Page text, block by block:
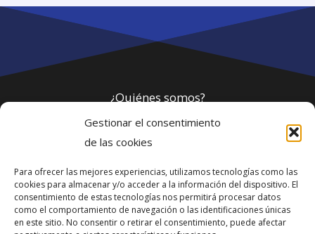
Gestionar el consentimiento
de las cookies
Para ofrecer las mejores experiencias, utilizamos tecnologías como las
cookies para almacenar y/o acceder a la información del dispositivo. El
consentimiento de estas tecnologías nos permitirá procesar datos
como el comportamiento de navegación o las identificaciones únicas
en este sitio. No consentir o retirar el consentimiento, puede afectar
¿Quiénes somos?
Política de privacidad
Webmaster
soporte@fotosdlahabana.com
Nuestro e-mail: